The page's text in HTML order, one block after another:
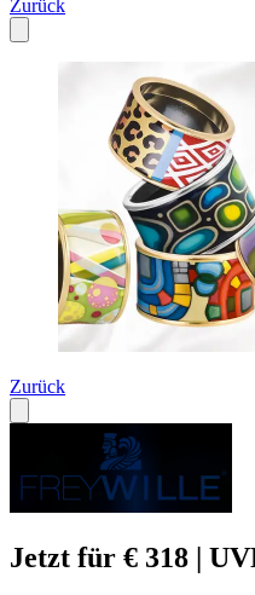
Zurück
Zurück
Jetzt für € 318 |